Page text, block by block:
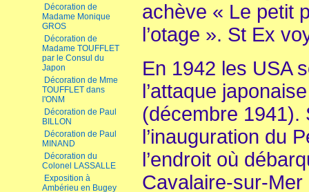
Décoration de
Madame Monique
GROS
Décoration de
Madame TOUFFLET
par le Consul du
Japon
Décoration de Mme
TOUFFLET dans
l'ONM
Décoration de Paul
BILLON
Décoration de Paul
MINAND
Décoration du
Colonel LASSALLE
Exposition à
Ambérieu en Bugey
achève « Le petit
l’otage ». St Ex
En 1942 les USA
l’attaque
(décembre 1941).
l’inauguration du
l’endroit où
Cavalaire-sur-